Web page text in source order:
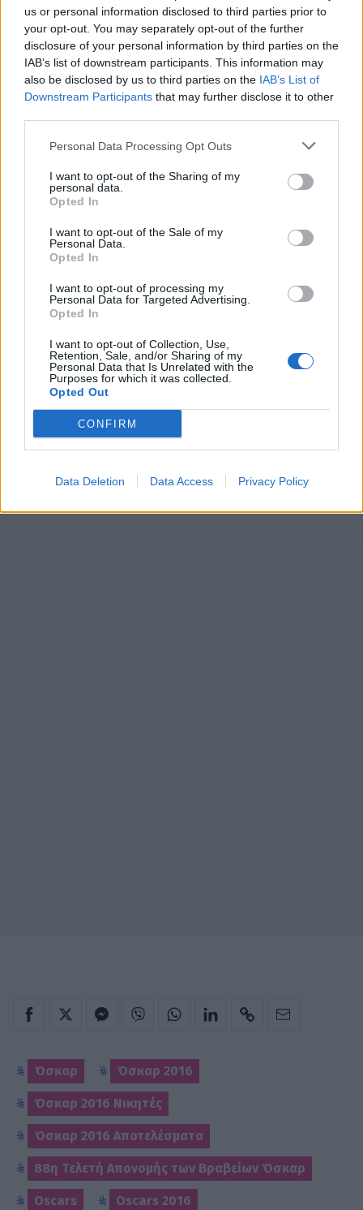
us or personal information disclosed to third parties prior to
your opt-out. You may separately opt-out of the further
disclosure of your personal information by third parties on the
IAB’s list of downstream participants. This information may
also be disclosed by us to third parties on the IAB’s List of
Downstream Participants that may further disclose it to other
Personal Data Processing Opt Outs
I want to opt-out of the Sharing of my
personal data.
Opted In
I want to opt-out of the Sale of my
Personal Data.
Opted In
I want to opt-out of processing my
Personal Data for Targeted Advertising.
Opted In
I want to opt-out of Collection, Use,
Retention, Sale, and/or Sharing of my
Personal Data that Is Unrelated with the
Purposes for which it was collected.
Opted Out
CONFIRM
Data Deletion Data Access Privacy Policy
Όσκαρ 2016: Μας τρέλανε! Ημίγυμνη η...
Όσκαρ Όσκαρ 2016
Όσκαρ 2016 Νικητές
Όσκαρ 2016 Αποτελέσματα
88η Τελετή Απονομής των Βραβείων Όσκαρ
Oscars Oscars 2016